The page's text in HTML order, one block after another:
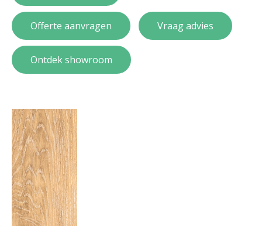
Offerte aanvragen Vraag advies
Ontdek showroom